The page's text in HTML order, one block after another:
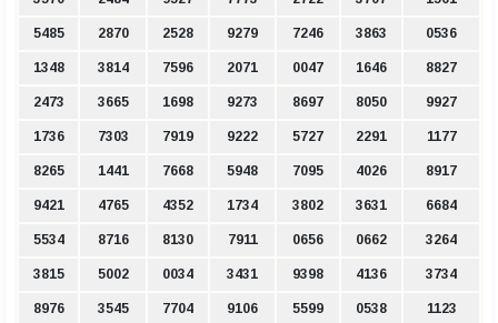
5485 2870 2528 9279 7246 3863 0536
1348 3814 7596 2071 0047 1646 8827
2473 3665 1698 9273 8697 8050 9927
1736 7303 7919 9222 5727 2291 1177
8265 1441 7668 5948 7095 4026 8917
9421 4765 4352 1734 3802 3631 6684
5534 8716 8130 7911 0656 0662 3264
3815 5002 0034 3431 9398 4136 3734
8976 3545 7704 9106 5599 0538 1123